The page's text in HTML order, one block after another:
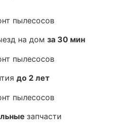
на дом за 30 мин
до 2 лет
запчасти